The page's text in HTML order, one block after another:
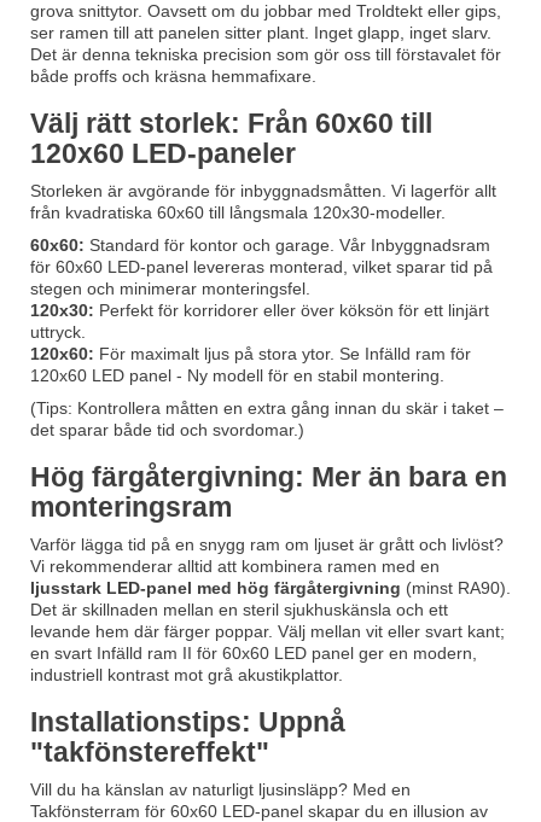
grova snittytor. Oavsett om du jobbar med Troldtekt eller gips,
ser ramen till att panelen sitter plant. Inget glapp, inget slarv.
Det är denna tekniska precision som gör oss till förstavalet för
både proffs och kräsna hemmafixare.
Välj rätt storlek: Från 60x60 till
120x60 LED-paneler
Storleken är avgörande för inbyggnadsmåtten. Vi lagerför allt
från kvadratiska 60x60 till långsmala 120x30-modeller.
60x60: Standard för kontor och garage. Vår Inbyggnadsram
för 60x60 LED-panel levereras monterad, vilket sparar tid på
stegen och minimerar monteringsfel.
120x30: Perfekt för korridorer eller över köksön för ett linjärt
uttryck.
120x60: För maximalt ljus på stora ytor. Se Infälld ram för
120x60 LED panel - Ny modell för en stabil montering.
(Tips: Kontrollera måtten en extra gång innan du skär i taket –
det sparar både tid och svordomar.)
Hög färgåtergivning: Mer än bara en
monteringsram
Varför lägga tid på en snygg ram om ljuset är grått och livlöst?
Vi rekommenderar alltid att kombinera ramen med en
ljusstark LED-panel med hög färgåtergivning (minst RA90).
Det är skillnaden mellan en steril sjukhuskänsla och ett
levande hem där färger poppar. Välj mellan vit eller svart kant;
en svart Infälld ram II för 60x60 LED panel ger en modern,
industriell kontrast mot grå akustikplattor.
Installationstips: Uppnå
"takfönstereffekt"
Vill du ha känslan av naturligt ljusinsläpp? Med en
Takfönsterram för 60x60 LED-panel skapar du en illusion av